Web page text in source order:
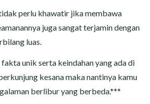
perlu khawatir jika membawa
juga sangat terjamin dengan
luas.
unik serta keindahan yang ada di
kesana maka nantinya kamu
berlibur yang berbeda.***